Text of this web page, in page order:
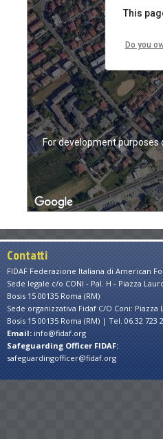
For development purposes
This
Do you
Contatti
FIDAF Federazione Italiana di American
Sede legale c/o CONI - Pal. H - Piazza
Bosis 15 00135 Roma (RM)
Sede organizzativa Fidaf C/O Coni: Piazza
Bosis 15 00135 Roma (RM) | Tel. 06.32 723
Email: info@fidaf.org
Safeguarding Officer FIDAF:
safeguardingofficer@fidaf.org